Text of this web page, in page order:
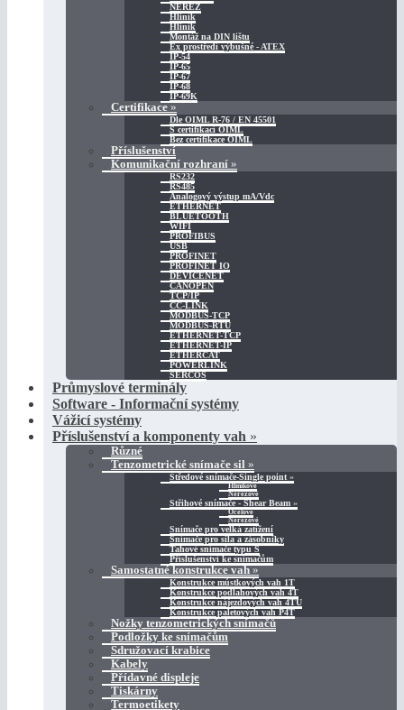
NEREZ
Hliník
Hliník
Montáž na DIN lištu
Ex prostředí výbušné - ATEX
IP-54
IP-65
IP-67
IP-68
IP-69K
Certifikace »
Dle OIML R-76 / EN 45501
S certifikací OIML
Bez certifikace OIML
Příslušenství
Komunikační rozhraní »
RS232
RS485
Analogový výstup mA/Vdc
ETHERNET
BLUETOOTH
WIFI
PROFIBUS
USB
PROFINET
PROFINET IO
DEVICENET
CANOPEN
TCP/IP
CC-LINK
MODBUS-TCP
MODBUS-RTU
ETHERNET-TCP
ETHERNET-IP
ETHERCAT
POWERLINK
SERCOS
Průmyslové terminály
Software - Informační systémy
Vážicí systémy
Příslušenství a komponenty vah »
Různé
Tenzometrické snímače sil »
Středové snímače-Single point »
Hliníkové
Nerezové
Střihové snímače - Shear Beam »
Ocelové
Nerezové
Snímače pro velká zatížení
Snímače pro sila a zásobníky
Tahové snímače typu S
Příslušenství ke snímačům
Samostatné konstrukce vah »
Konstrukce můstkových vah 1T
Konstrukce podlahových vah 4T
Konstrukce nájezdových vah 4TU
Konstrukce paletových vah P4T
Nožky tenzometrických snímačů
Podložky ke snímačům
Sdružovací krabice
Kabely
Přídavné displeje
Tiskárny
Termoetikety